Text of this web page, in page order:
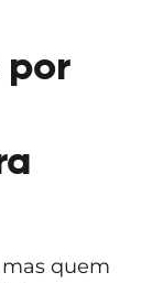
por
quem